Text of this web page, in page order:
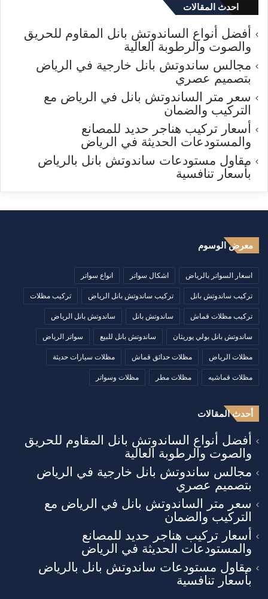
احدث المقالات
أفضل أنواع الساندوتش بانل المقاوم للحريق
والصوت والرطوبة العالية
مجالس ساندوتش بانل خارجية في الرياض
بتصميم عصري
سعر متر الساندوتش بانل في الرياض مع
التركيب والضمان
أسعار تركيب هناجر حديد للمصانع
والمستودعات الحديثة في الرياض
مقاول مستودعات ساندوتش بانل بالرياض
بأسعار تنافسية
معرض الوسوم
اسعار السواتر بالرياض اشكال سواتر انواع سواتر
تركيب ساندوتش بانل تركيب ساندوتش بانل الرياض تركيب مظلات
تركيب مظلات قماش ساندوتش بانل ساندوتش بانل الرياض
ساندوتش بانل بولي يوريثان ساندوتش بانل للبيع سواتر الرياض
مظلات الرياض مظلات حدائق قماش مظلات سيارات حديثة
مظلات قماشيه مظلات مطر مظلات وسواتر
أحدث المقالات
أفضل أنواع الساندوتش بانل المقاوم للحريق
والصوت والرطوبة العالية
مجالس ساندوتش بانل خارجية في الرياض
بتصميم عصري
سعر متر الساندوتش بانل في الرياض مع
التركيب والضمان
أسعار تركيب هناجر حديد للمصانع
والمستودعات الحديثة في الرياض
مقاول مستودعات ساندوتش بانل بالرياض
بأسعار تنافسية